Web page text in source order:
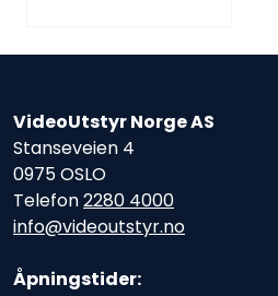
VideoUtstyr Norge AS
Stanseveien 4
0975 OSLO
Telefon2280 4000
info@videoutstyr.no
Åpningstider: